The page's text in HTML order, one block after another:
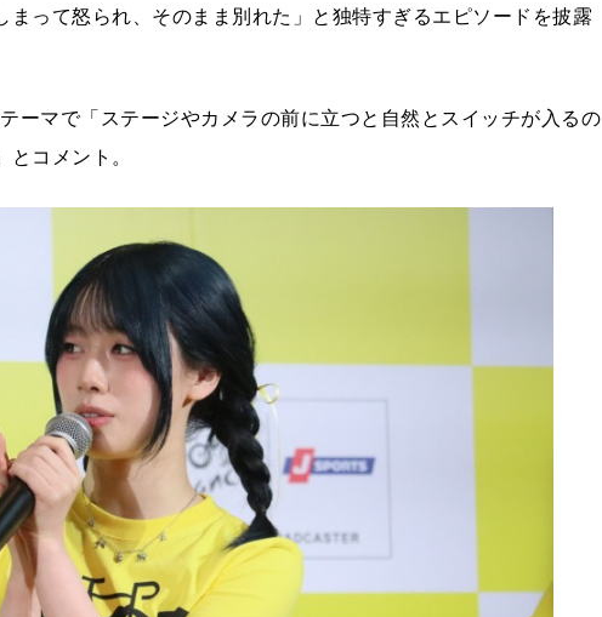
まって怒られ、そのまま別れた」と独特すぎるエピソードを披露
ーマで「ステージやカメラの前に立つと自然とスイッチが入るの
コメント。